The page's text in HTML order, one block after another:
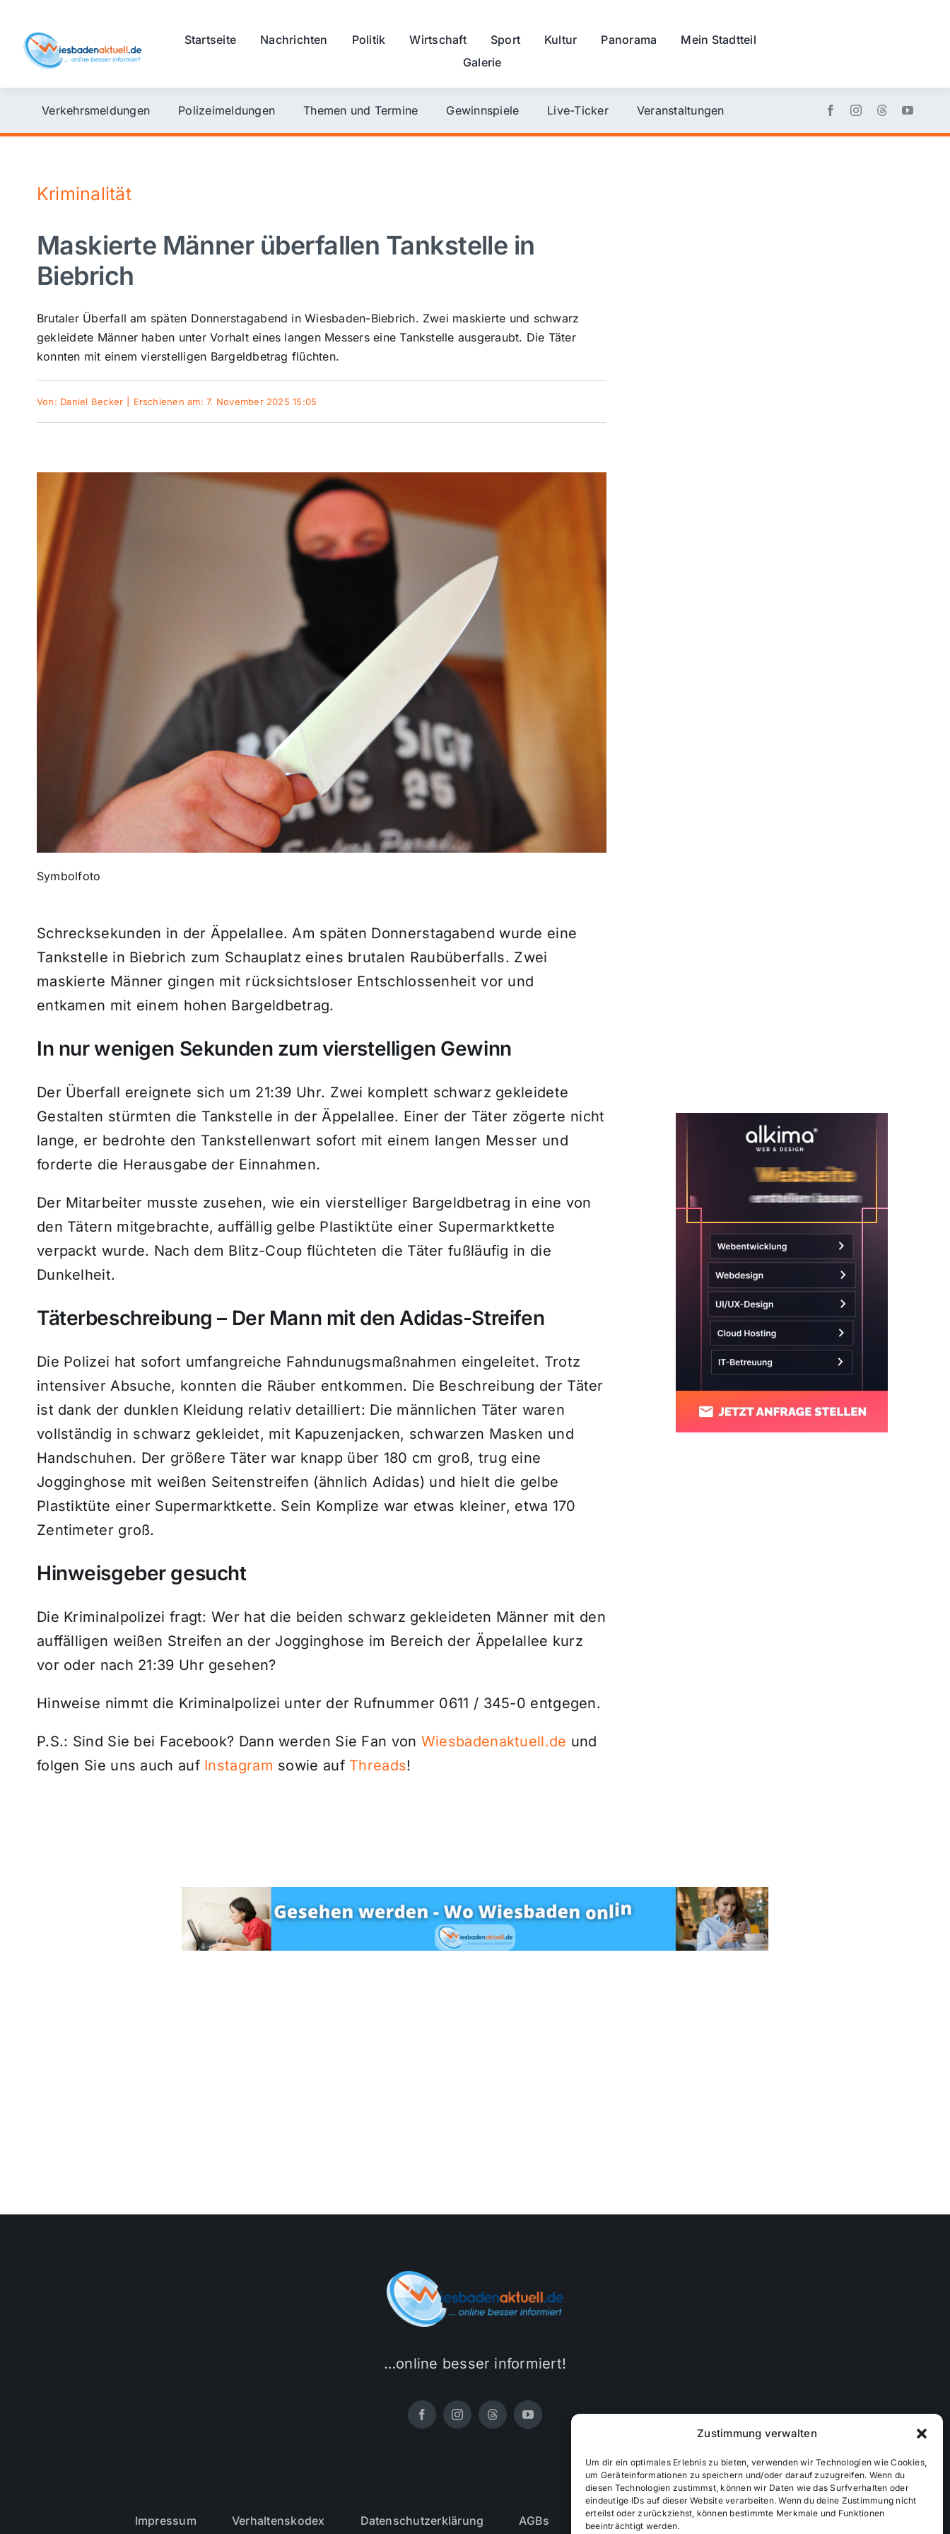
Zustimmung verwalten
Um dir ein optimales Erlebnis zu bieten, verwenden wir Technologien wie Cookies,
um Geräteinformationen zu speichern und/oder darauf zuzugreifen. Wenn du
diesen Technologien zustimmst, können wir Daten wie das Surfverhalten oder
eindeutige IDs auf dieser Website verarbeiten. Wenn du deine Zustimmung nicht
erteilst oder zurückziehst, können bestimmte Merkmale und Funktionen
beeinträchtigt werden.
content
Startseite Nachrichten Politik Wirtschaft Sport Kultur Panorama
Mein Stadtteil
Galerie
Verkehrsmeldungen Polizeimeldungen Themen und Termine Gewinnspiele Live-Ticker Veranstaltungen
Kriminalität
Maskierte Männer überfallen Tankstelle in
Biebrich
Brutaler Überfall am späten Donnerstagabend in Wiesbaden-Biebrich. Zwei maskierte und schwarz
gekleidete Männer haben unter Vorhalt eines langen Messers eine Tankstelle ausgeraubt. Die Täter
konnten mit einem vierstelligen Bargeldbetrag flüchten.
Von: Daniel Becker Erschienen am: 7. November 2025 15:05
Symbolfoto
Schrecksekunden in der Äppelallee. Am späten Donnerstagabend wurde eine
Tankstelle in Biebrich zum Schauplatz eines brutalen Raubüberfalls. Zwei
maskierte Männer gingen mit rücksichtsloser Entschlossenheit vor und
entkamen mit einem hohen Bargeldbetrag.
In nur wenigen Sekunden zum vierstelligen Gewinn
Der Überfall ereignete sich um 21:39 Uhr. Zwei komplett schwarz gekleidete
Gestalten stürmten die Tankstelle in der Äppelallee. Einer der Täter zögerte nicht
lange, er bedrohte den Tankstellenwart sofort mit einem langen Messer und
forderte die Herausgabe der Einnahmen.
Der Mitarbeiter musste zusehen, wie ein vierstelliger Bargeldbetrag in eine von
den Tätern mitgebrachte, auffällig gelbe Plastiktüte einer Supermarktkette
verpackt wurde. Nach dem Blitz-Coup flüchteten die Täter fußläufig in die
Dunkelheit.
Täterbeschreibung – Der Mann mit den Adidas-Streifen
Die Polizei hat sofort umfangreiche Fahndunugsmaßnahmen eingeleitet. Trotz
intensiver Absuche, konnten die Räuber entkommen. Die Beschreibung der Täter
ist dank der dunklen Kleidung relativ detailliert: Die männlichen Täter waren
vollständig in schwarz gekleidet, mit Kapuzenjacken, schwarzen Masken und
Handschuhen. Der größere Täter war knapp über 180 cm groß, trug eine
Jogginghose mit weißen Seitenstreifen (ähnlich Adidas) und hielt die gelbe
Plastiktüte einer Supermarktkette. Sein Komplize war etwas kleiner, etwa 170
Zentimeter groß.
Hinweisgeber gesucht
Die Kriminalpolizei fragt: Wer hat die beiden schwarz gekleideten Männer mit den
auffälligen weißen Streifen an der Jogginghose im Bereich der Äppelallee kurz
vor oder nach 21:39 Uhr gesehen?
Hinweise nimmt die Kriminalpolizei unter der Rufnummer 0611 / 345-0 entgegen.
P.S.: Sind Sie bei Facebook? Dann werden Sie Fan von Wiesbadenaktuell.de und
folgen Sie uns auch auf Instagram sowie auf Threads!
…online besser informiert!
Impressum Verhaltenskodex Datenschutzerklärung AGBs Cookie-Richtlinie (EU) Mediendaten